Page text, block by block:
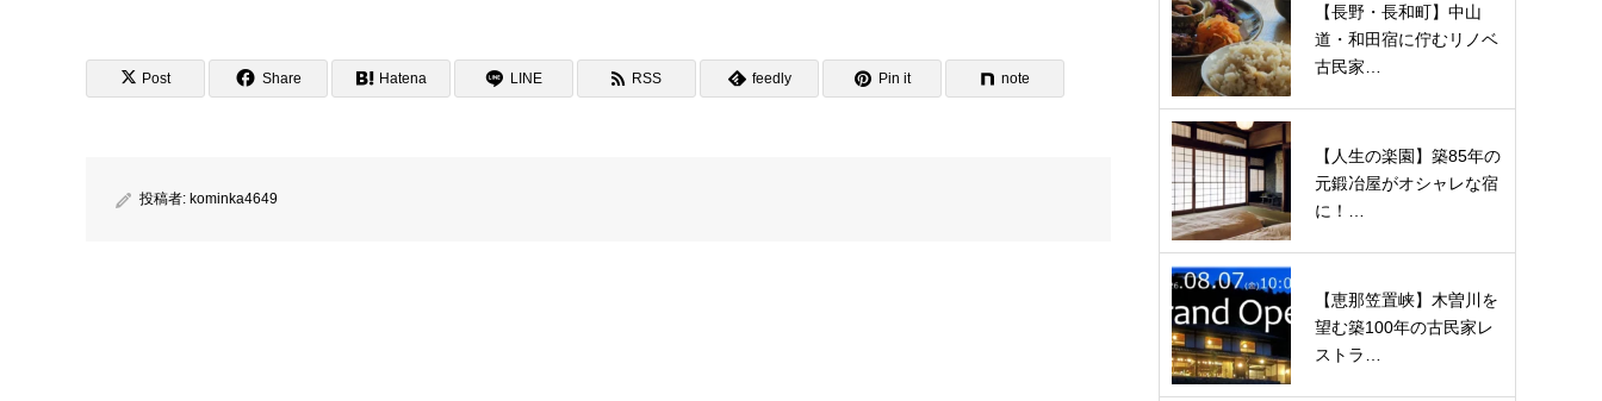
Post Share Hatena LINE RSS feedly Pin it note
投稿者: kominka4649
【長野・長和町】中山
道・和田宿に佇むリノベ
古民家…
【人生の楽園】築85年の
元鍛冶屋がオシャレな宿
に！…
【恵那笠置峡】木曽川を
望む築100年の古民家レ
ストラ…